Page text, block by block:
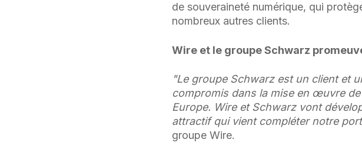
de souveraineté numérique, qui
nombreux autres clients.
Wire et le groupe Schwarz
"Le groupe Schwarz est un client et
compromis dans la mise en œuvre
Europe. Wire et Schwarz vont
attractif qui vient compléter notre
groupe Wire.